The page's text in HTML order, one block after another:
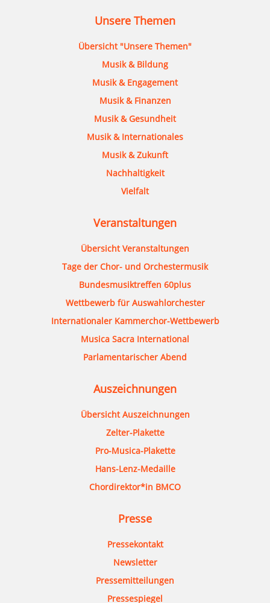
Unsere Themen
Übersicht "Unsere Themen"
Musik & Bildung
Musik & Engagement
Musik & Finanzen
Musik & Gesundheit
Musik & Internationales
Musik & Zukunft
Nachhaltigkeit
Vielfalt
Veranstaltungen
Übersicht Veranstaltungen
Tage der Chor- und Orchestermusik
Bundesmusiktreffen 60plus
Wettbewerb für Auswahlorchester
Internationaler Kammerchor-Wettbewerb
Musica Sacra International
Parlamentarischer Abend
Auszeichnungen
Übersicht Auszeichnungen
Zelter-Plakette
Pro-Musica-Plakette
Hans-Lenz-Medaille
Chordirektor*in BMCO
Presse
Pressekontakt
Newsletter
Pressemitteilungen
Pressespiegel